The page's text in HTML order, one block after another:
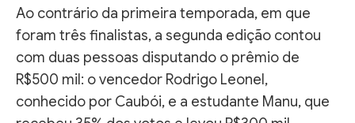
Ao contrário da primeira temporada, em que
foram três finalistas, a segunda edição contou
com duas pessoas disputando o prêmio de
R$500 mil: o vencedor Rodrigo Leonel,
conhecido por Caubói, e a estudante Manu, que